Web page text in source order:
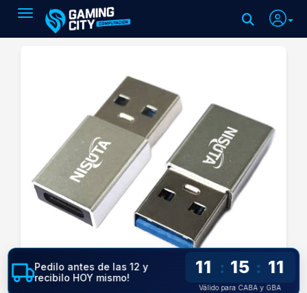
Toggle navigation
Pedilo antes de las 12 y
recibilo HOY mismo!
11 : 15 : 10
Válido para CABA y GBA